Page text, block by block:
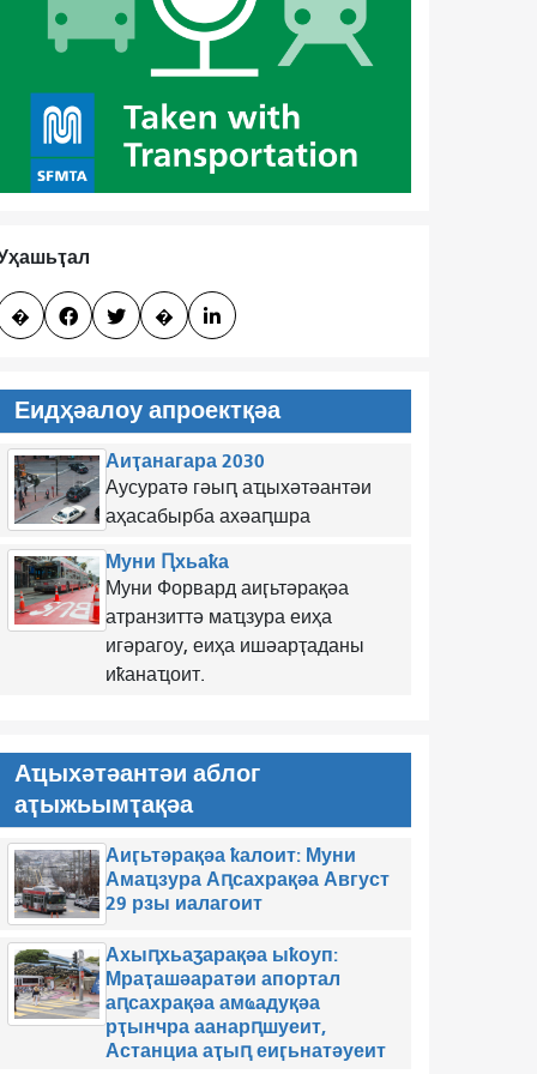
�   � 
Еидҳәалоу апроектқәа
Аиҭанагара 2030
Аусуратә гәыԥ аҵыхәтәантәи
аҳасабырба ахәаԥшра
Муни Ԥхьаҟа
Муни Форвард аиӷьтәрақәа
атранзиттә маҵзура еиҳа
игәрагоу, еиҳа ишәарҭаданы
иҟанаҵоит.
Аҵыхәтәантәи аблог
аҭыжьымҭақәа
Аиӷьтәрақәа ҟалоит: Муни
Амаҵзура Аԥсахрақәа Август
29 рзы иалагоит
Ахыԥхьаӡарақәа ыҟоуп:
Мраҭашәаратәи апортал
аԥсахрақәа амҩадуқәа
рҭынчра аанарԥшуеит,
Астанциа аҭыԥ еиӷьнатәуеит